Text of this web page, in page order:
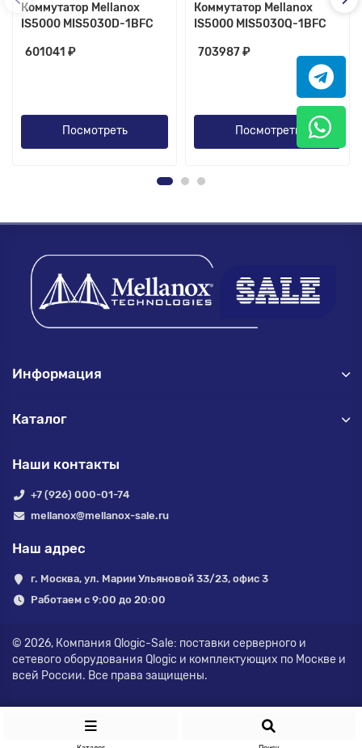
Коммутатор Mellanox
IS5000 MIS5030D-1BFC
601041 ₽
Посмотреть
Коммутатор Mellanox
IS5000 MIS5030Q-1BFC
703987 ₽
Посмотреть
Информация
Каталог
Наши контакты
+7 (926) 000-01-74
mellanox@mellanox-sale.ru
Наш адрес
г. Москва, ул. Марии Ульяновой 33/23, офис 3
Работаем с 9:00 до 20:00
© 2026, Компания Qlogic-Sale: поставки серверного и
сетевого оборудования Qlogic и комплектующих по Москве и
всей России. Все права защищены.